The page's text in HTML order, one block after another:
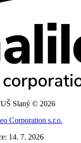
Slaný © 2026
Corporation s.r.o.
14. 7. 2026